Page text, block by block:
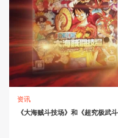
资讯
《大海贼斗技场》和《超究极武